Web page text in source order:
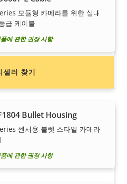
모듈형 카메라를 위한 실내
급 케이블
에 관한 권장 사항
및 캐비닛
Bullet Housing
센서용 불렛 스타일 카메라
에 관한 권장 사항
체 및 Axis 제품/시스템 설치
찾아보세요.
셀러 찾기